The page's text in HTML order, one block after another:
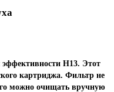
H13. Этот
картриджа. Фильтр не
можно очищать вручную